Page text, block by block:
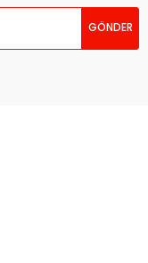
GÖNDER